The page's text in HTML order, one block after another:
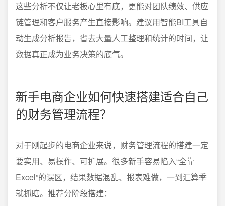
这些分析不仅让老板心里有底，更能对团队绩效、供应
链管理和客户服务产生直接影响。建议用智能BI工具自
动生成分析报告，省去大量人工整理和统计的时间，让
数据真正成为业务决策的底气。
新手电商企业如何快速搭建适合自己
的财务管理流程？
对于刚起步的电商企业来说，财务管理流程的搭建一定
要实用、易操作、可扩展。很多新手容易陷入“全靠
Excel”的误区，结果数据混乱、报表难做，一到汇算季
就抓瞎。推荐分阶段搭建：